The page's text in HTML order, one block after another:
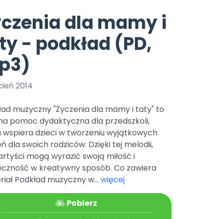
Archiwalne numery
Pomoc
Nowości
czerwca 2024 r. uzyskała
Online.
Bliżej Pieska
Pomoc zwierzętom
Książka (dla) Przedszkolaka
Promowanie czytelnictwa
TikTok
Zobacz nas na TikToku
YouTube
Filmy edukacyjne
dla mamy i
- podkład (PD,
2014
muzyczny "Życzenia dla mamy i taty" to
pomoc dydaktyczna dla przedszkoli,
wspiera dzieci w tworzeniu wyjątkowych
dla swoich rodziców. Dzięki tej melodii,
mogą wyrazić swoją miłość i
w kreatywny sposób. Co zawiera
Podkład muzyczny w... więcej
Pobierz